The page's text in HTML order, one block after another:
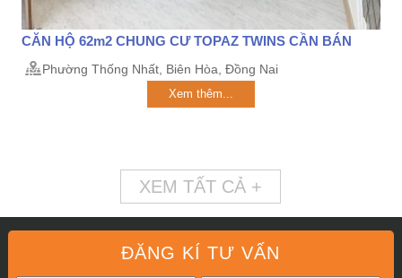
CĂN HỘ 62m2 CHUNG CƯ TOPAZ TWINS CẦN BÁN
Phường Thống Nhất, Biên Hòa, Đồng Nai
Xem thêm...
XEM TẤT CẢ +
ĐĂNG KÍ TƯ VẤN